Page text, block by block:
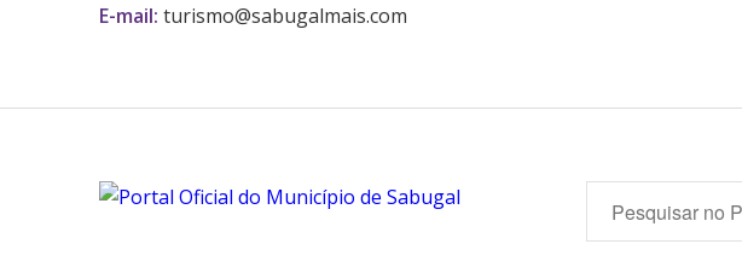
E-mail: turismo@sabugalmais.com